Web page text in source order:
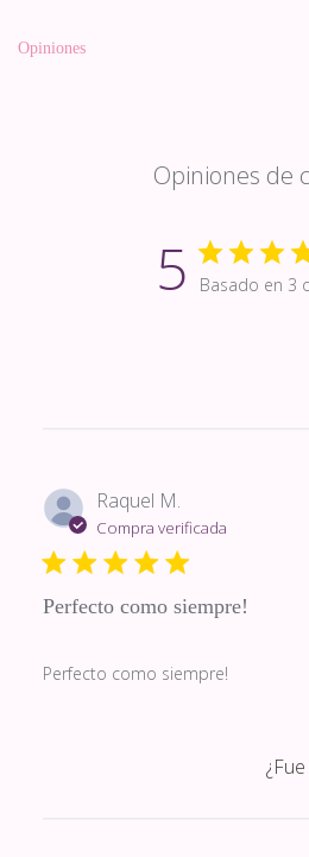
Opiniones
Opiniones de
5 Basado en 3
Raquel M.
Compra verificada
Perfecto como siempre!
Perfecto como siempre!